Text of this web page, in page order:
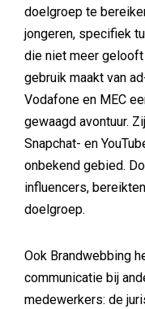
doelgroep te
jongeren, specifiek
die niet meer
gebruik maakt van
Vodafone en MEC
gewaagd avontuur.
Snapchat- en
onbekend gebied.
influencers,
doelgroep.
Ook Brandwebbing
communicatie bij
medewerkers: de